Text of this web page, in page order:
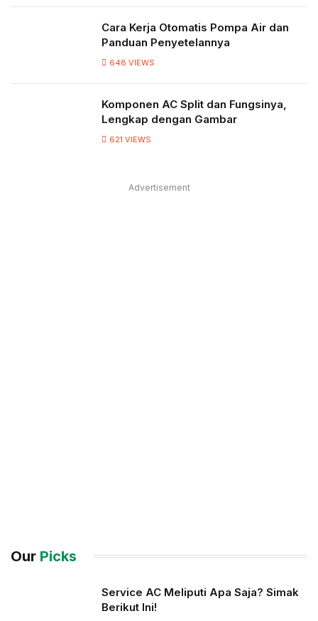
Cara Kerja Otomatis Pompa Air dan
Panduan Penyetelannya
648 VIEWS
Komponen AC Split dan Fungsinya,
Lengkap dengan Gambar
621 VIEWS
Advertisement
Our Picks
Service AC Meliputi Apa Saja? Simak
Berikut Ini!